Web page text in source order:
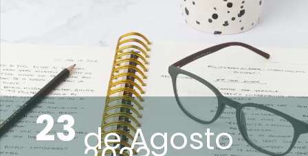
23deAgosto